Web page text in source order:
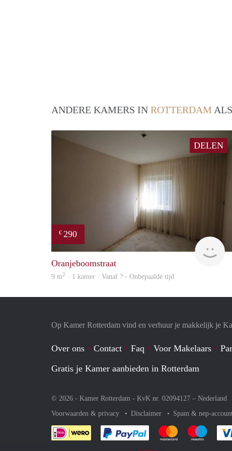
ANDERE KAMERS IN ROTTERDAM
DELEN
€ 290
Oranjeboomstraat
9 m2 · 1 kamer · Vanaf ? - Onbepaalde tijd
Op Kamer Rotterdam vind en verhuur je makkelijk je
Over ons Contact Faq Voor Makelaars
Gratis je Kamer aanbieden in Rotterdam
© 2026 - Kamer Rotterdam - KvK nr. 02094127 – Nederland
Voorwaarden & privacy
Disclaimer Spam & nep-
Je rekent gemakkelijk af met
Je rekent Je